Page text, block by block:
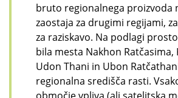
bruto regionalnega proizvoda
zaostaja za drugimi regijami,
za raziskavo. Na podlagi
bila mesta Nakhon Ratčasima,
Udon Thani in Ubon
regionalna središča rasti.